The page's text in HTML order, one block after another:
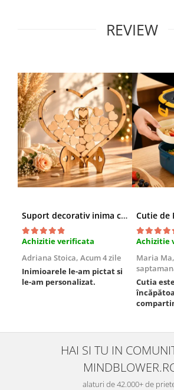
REVIEW
Suport decorativ inima cu mesaje, Cadou cu suflet
Achizitie verificata
Adriana Stoica, Acum 4 zile
Inimioarele le-am pictat si
le-am personalizat.
Achizitie
Maria Ma,
Cutia
este
folosesc
serviciu
HAI SI TU IN
alaturi de 42.000+ de